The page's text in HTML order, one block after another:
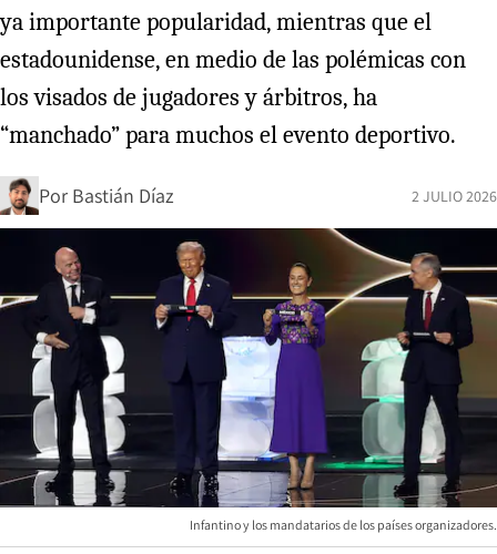
ya importante popularidad, mientras que el
estadounidense, en medio de las polémicas con
los visados de jugadores y árbitros, ha
“manchado” para muchos el evento deportivo.
Por Bastián Díaz 2 JULIO 2026
Infantino y los mandatarios de los países organizadores.